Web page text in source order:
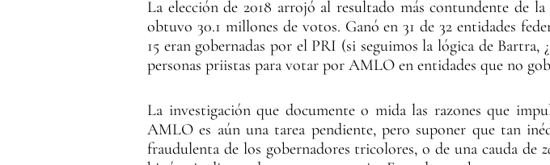
La elección de 2018 arrojó al resultado más contundente de
obtuvo 30.1 millones de votos. Ganó en 31 de 32 entidades
15 eran gobernadas por el PRI (si seguimos la lógica de
personas priistas para votar por AMLO en entidades que no
La investigación que documente o mida las razones que
AMLO es aún una tarea pendiente, pero suponer que tan
fraudulenta de los gobernadores tricolores, o de una cauda de